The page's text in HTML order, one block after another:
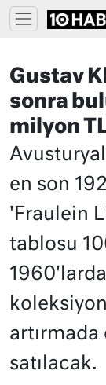
Gustav
sonra
milyon
en son
'Fraulein
tablosu
satılacak.